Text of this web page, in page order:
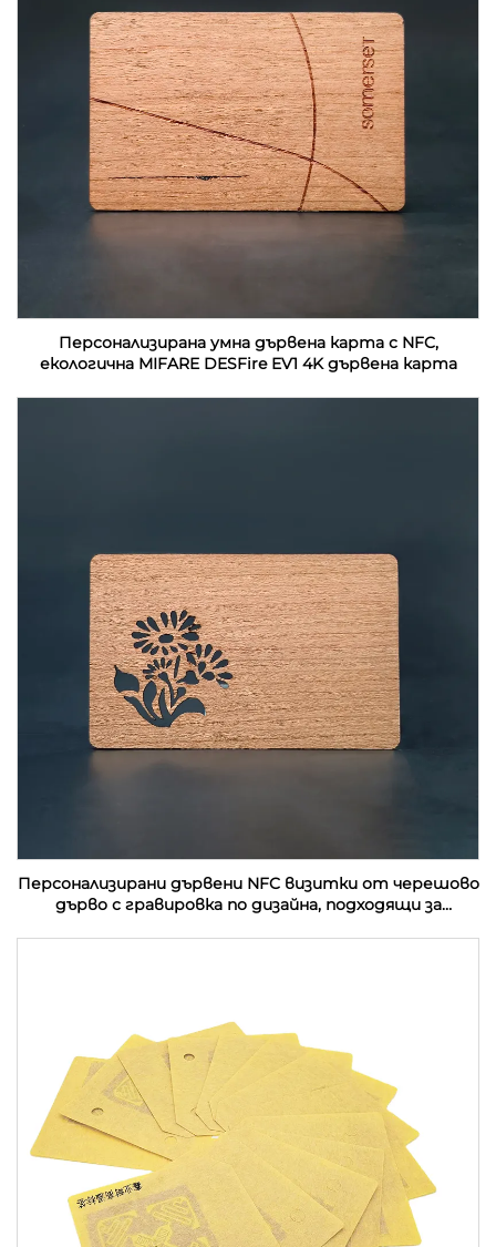
Персонализирана умна дървена карта с NFC,
екологична MIFARE DESFire EV1 4K дървена карта
Персонализирани дървени NFC визитки от черешово
дърво с гравировка по дизайна, подходящи за